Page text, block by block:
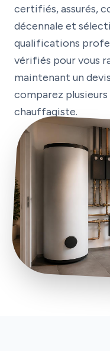
certifiés, assurés,
décennale et
qualifications
vérifiés pour vous
maintenant un
comparez
chauffagiste.